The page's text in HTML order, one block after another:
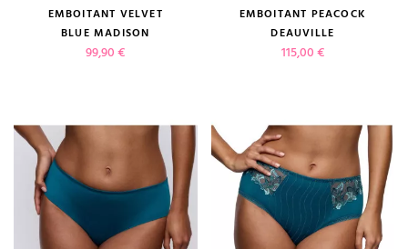
EMBOITANT VELVET
BLUE MADISON
Prix
99,90 €
EMBOITANT PEACOCK
DEAUVILLE
Prix
115,00 €